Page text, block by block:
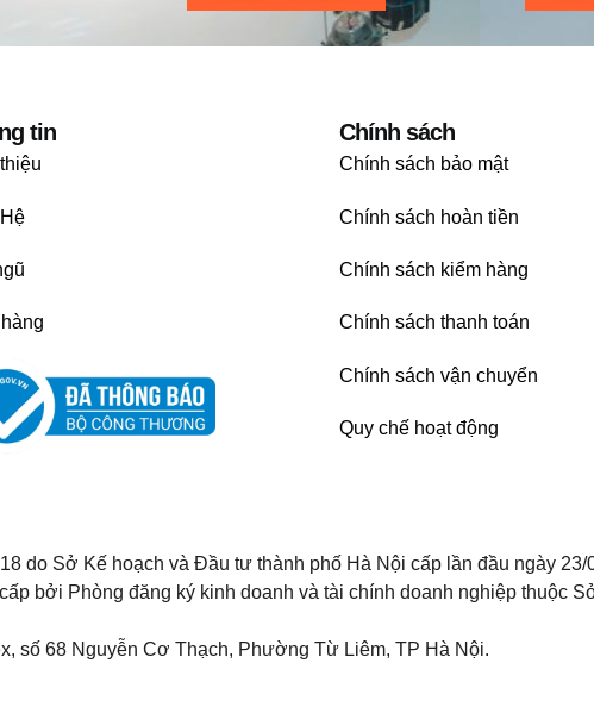
tin Chính sách
Chính sách bảo mật
Chính sách hoàn tiền
Chính sách kiểm hàng
Chính sách thanh toán
Chính sách vận chuyển
Quy chế hoạt động
do Sở Kế hoạch và Đầu tư thành phố Hà Nội cấp lần đầu ngày 23/
bởi Phòng đăng ký kinh doanh và tài chính doanh nghiệp thuộc
số 68 Nguyễn Cơ Thạch, Phường Từ Liêm, TP Hà Nội.